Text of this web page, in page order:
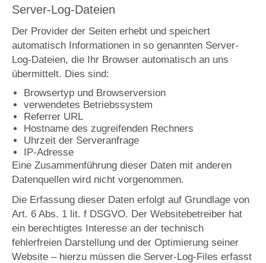
Server-Log-Dateien
Der Provider der Seiten erhebt und speichert
automatisch Informationen in so genannten Server-
Log-Dateien, die Ihr Browser automatisch an uns
übermittelt. Dies sind:
Browsertyp und Browserversion
verwendetes Betriebssystem
Referrer URL
Hostname des zugreifenden Rechners
Uhrzeit der Serveranfrage
IP-Adresse
Eine Zusammenführung dieser Daten mit anderen
Datenquellen wird nicht vorgenommen.
Die Erfassung dieser Daten erfolgt auf Grundlage von
Art. 6 Abs. 1 lit. f DSGVO. Der Websitebetreiber hat
ein berechtigtes Interesse an der technisch
fehlerfreien Darstellung und der Optimierung seiner
Website – hierzu müssen die Server-Log-Files erfasst